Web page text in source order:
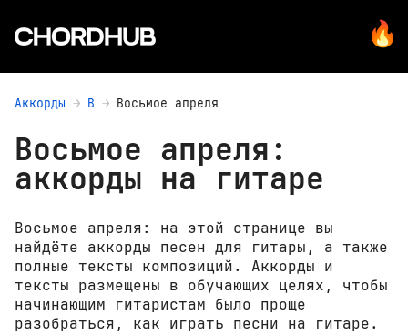
Аккорды В Восьмое апреля
Восьмое апреля:
аккорды на гитаре
Восьмое апреля: на этой странице вы
найдёте аккорды песен для гитары, а также
полные тексты композиций. Аккорды и
тексты размещены в обучающих целях, чтобы
начинающим гитаристам было проще
разобраться, как играть песни на гитаре.